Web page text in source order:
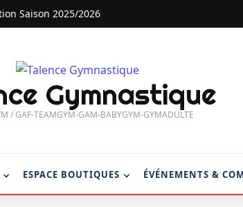
Saison 2025/2026
Gymnastique
/ GAF-TEAMGYM-GAM-BABYGYM-GYMADULTE
ESPACE BOUTIQUES ÉVÉNEMENTS &